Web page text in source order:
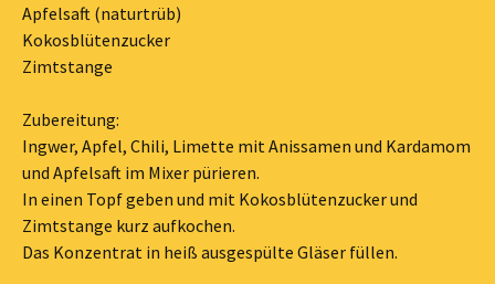
Apfelsaft (naturtrüb)
Kokosblütenzucker
Zimtstange
Zubereitung:
Ingwer, Apfel, Chili, Limette mit Anissamen und Kardamom
und Apfelsaft im Mixer pürieren.
In einen Topf geben und mit Kokosblütenzucker und
Zimtstange kurz aufkochen.
Das Konzentrat in heiß ausgespülte Gläser füllen.